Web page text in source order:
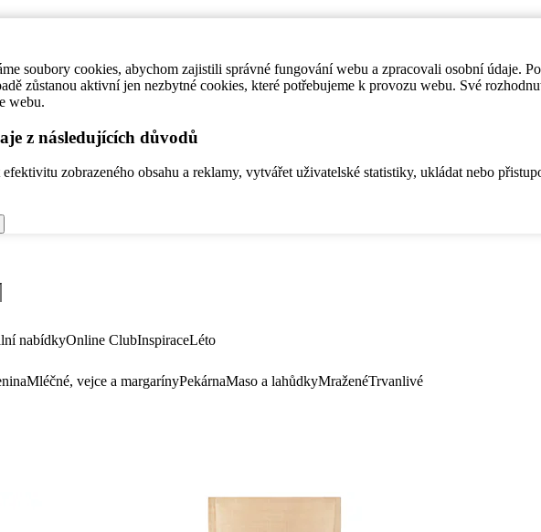
soubory cookies, abychom zajistili správné fungování webu a zpracovali osobní údaje.
zůstanou aktivní jen nezbytné cookies, které potřebujeme k provozu webu. Své
webu.
z následujících důvodů
zobrazeného obsahu a reklamy, vytvářet uživatelské statistiky, ukládat nebo
nabídkyOnline ClubInspiraceLéto
Mléčné, vejce a margarínyPekárnaMaso a lahůdkyMraženéTrvanlivé